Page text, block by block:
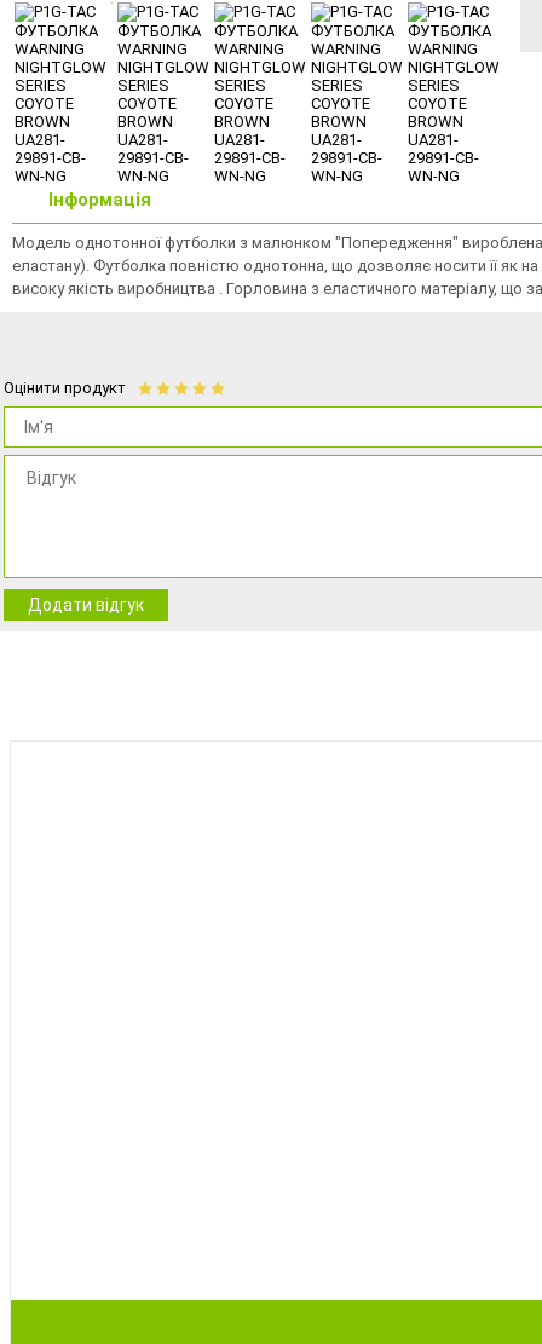
Інформація
Модель однотонної футболки з малюнком "Попередження" вироблена
еластану). Футболка повністю однотонна, що дозволяє носити її як
високу якість виробництва . Горловина з еластичного матеріалу,
Оцінити продукт
Додати відгук